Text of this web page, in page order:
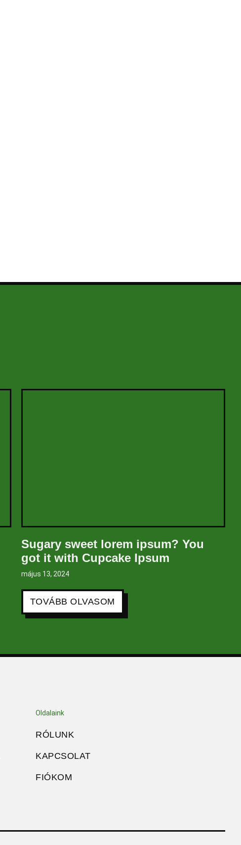
Sugary sweet lorem ipsum? You
got it with Cupcake Ipsum
május 13, 2024
TOVÁBB OLVASOM
Oldalaink
RÓLUNK
KAPCSOLAT
FIÓKOM